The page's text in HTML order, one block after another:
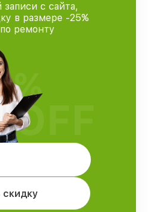
с сайта,
в размере -25%
ремонту
скидку
%
OFF